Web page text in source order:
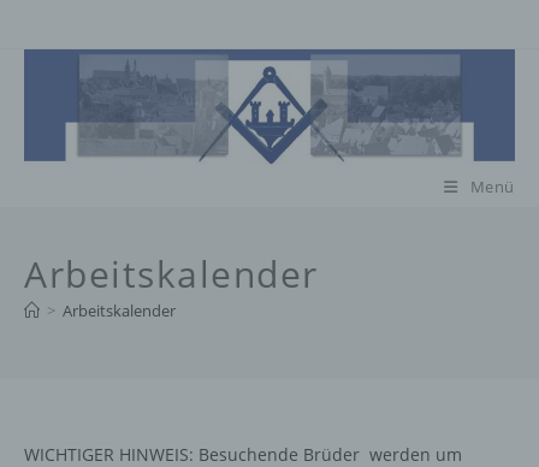
Inhalt
Menü
Arbeitskalender
> Arbeitskalender
WICHTIGER HINWEIS: Besuchende Brüder werden um